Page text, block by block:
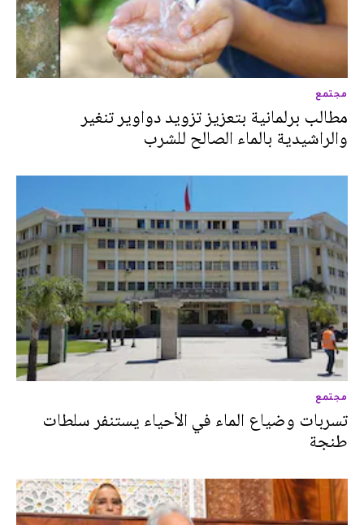
مجتمع
مطالب برلمانية بتعزيز تزويد دواوير تنغير
والراشيدية بالماء الصالح للشرب
مجتمع
تسربات وضياع الماء في الأحياء يستنفر سلطات
طنجة